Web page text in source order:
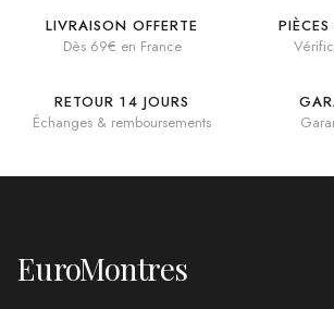
LIVRAISON OFFERTE
Dès 69€ en France
RETOUR 14 JOURS
Échanges & remboursements
EuroMontres